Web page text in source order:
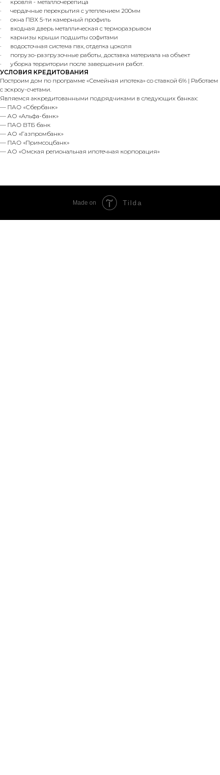
· кровля - металлочерепица
· чердачные перекрытия с утеплением 200мм
· окна ПВХ 5-ти камерный профиль
· входная дверь металлическая с терморазрывом
· карнизы крыши подшиты софитами
· водосточная система пвх, отделка цоколя
· погрузо-разгрузочные работы, доставка материала на объект
· уборка территории после завершения работ.
УСЛОВИЯ КРЕДИТОВАНИЯ
Построим дом по программе «Семейная ипотека» со ставкой 6% | Работаем
с эскроу-счетами.
Являемся аккредитованными подрядчиками в следующих банках:
— ПАО «Сбербанк»
— АО «Альфа-банк»
— ПАО ВТБ банк
— АО «Газпромбанк»
— ПАО «Примсоцбанк»
— АО «Омская региональная ипотечная корпорация»
Made on Tilda